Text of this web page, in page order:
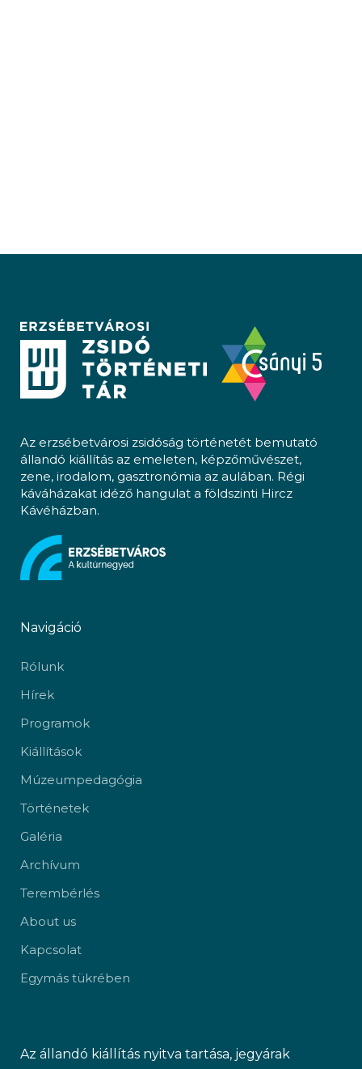
Az erzsébetvárosi zsidóság történetét bemutató
állandó kiállítás az emeleten, képzőművészet,
zene, irodalom, gasztronómia az aulában. Régi
káváházakat idéző hangulat a földszinti Hircz
Kávéházban.
Navigáció
Rólunk
Hírek
Programok
Kiállítások
Múzeumpedagógia
Történetek
Galéria
Archívum
Terembérlés
About us
Kapcsolat
Egymás tükrében
Az állandó kiállítás nyitva tartása, jegyárak